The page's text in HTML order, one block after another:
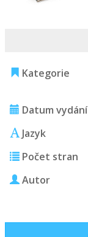
Kategorie
Datum vydání
Jazyk
Počet stran
Autor